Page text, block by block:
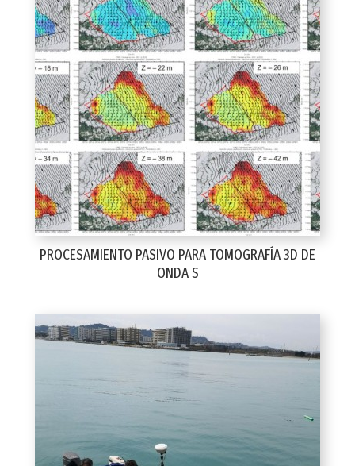
PROCESAMIENTO PASIVO PARA TOMOGRAFÍA 3D DE
ONDA S